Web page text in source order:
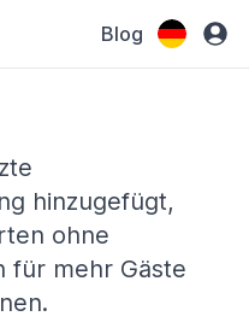
Blog
hinzugefügt,
ohne
für mehr Gäste